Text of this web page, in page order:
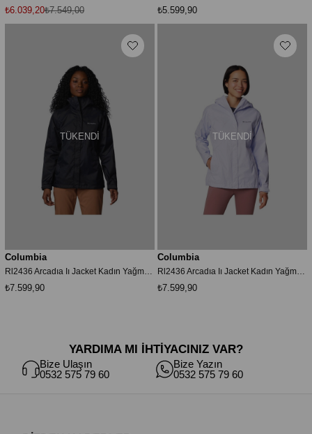
₺6.039,20₺7.549,00 ₺5.599,90
TÜKENDI
Columbia
Rl2436 Arcadıa Iı Jacket Kadın Yağmurluk
₺7.599,90
TÜKENDI
Columbia
Rl2436 Arcadıa Iı Jacket Kadın Yağmurluk
₺7.599,90
YARDIMA MI İHTİYACINIZ VAR?
Bize Ulaşın
0532 575 79 60
Bize Yazın
0532 575 79 60